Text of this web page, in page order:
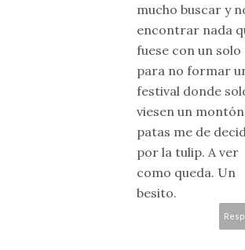
mucho buscar y
encontrar nada
fuese con un solo
para no formar
festival donde
viesen un
patas me de
por la tulip. A ver
como queda. Un
besito.